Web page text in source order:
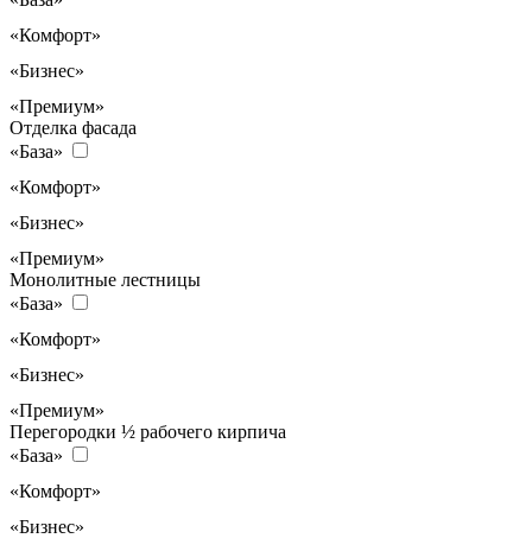
«Комфорт»
«Бизнес»
«Премиум»
Отделка фасада
«База»
«Комфорт»
«Бизнес»
«Премиум»
Монолитные лестницы
«База»
«Комфорт»
«Бизнес»
«Премиум»
Перегородки ½ рабочего кирпича
«База»
«Комфорт»
«Бизнес»